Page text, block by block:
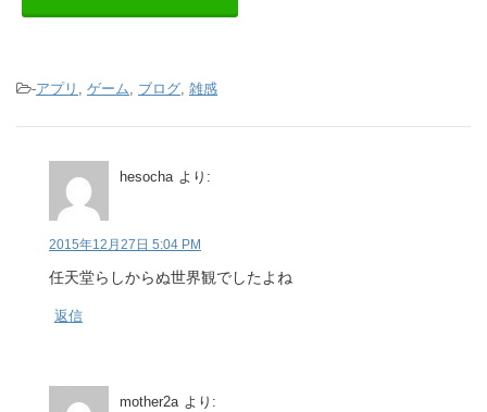
-アプリ , ゲーム, ブログ, 雑感
hesocha より:
2015年12月27日 5:04 PM
任天堂らしからぬ世界観でしたよね
返信
mother2a より: